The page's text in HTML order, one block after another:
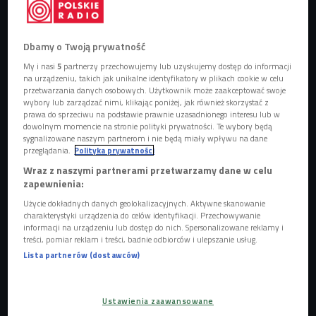
Agata Kozak z Fundacji Kraina opowiedziała o projekcie FachLab
Foto:
Shutterstock
Fundacja Kraina wraz z Centrum Rozwoju Przemysłów
Kreatywnych stworzyli projekt FachLab, który łączy
młodych projektantów mody z tradycyjnymi rzemieślnikami.
POSŁUCHAJ
Młodzi projektanci i rzemieślnicy - czego mogą się od
siebie nauczyć? (Stacja Kutura/Czwórka)
Dbamy o Twoją prywatność
My i nasi5 partnerzy przechowujemy lub uzyskujemy dostęp do informacji
na urządzeniu, takich jak unikalne identyfikatory w plikach cookie w celu
przetwarzania danych osobowych. Użytkownik może zaakceptować swoje
wybory lub zarządzać nimi, klikając poniżej, jak również skorzystać z
prawa do sprzeciwu na podstawie prawnie uzasadnionego interesu lub w
dowolnym momencie na stronie polityki prywatności. Te wybory będą
sygnalizowane naszym partnerom i nie będą miały wpływu na dane
przeglądania. Polityka prywatności
Wraz z naszymi partnerami przetwarzamy dane w celu
zapewnienia:
Użycie dokładnych danych geolokalizacyjnych. Aktywne skanowanie
charakterystyki urządzenia do celów identyfikacji. Przechowywanie
informacji na urządzeniu lub dostęp do nich. Spersonalizowane reklamy i
treści, pomiar reklam i treści, badnie odbiorców i ulepszanie usług.
Lista partnerów (dostawców)
Ustawienia zaawansowane